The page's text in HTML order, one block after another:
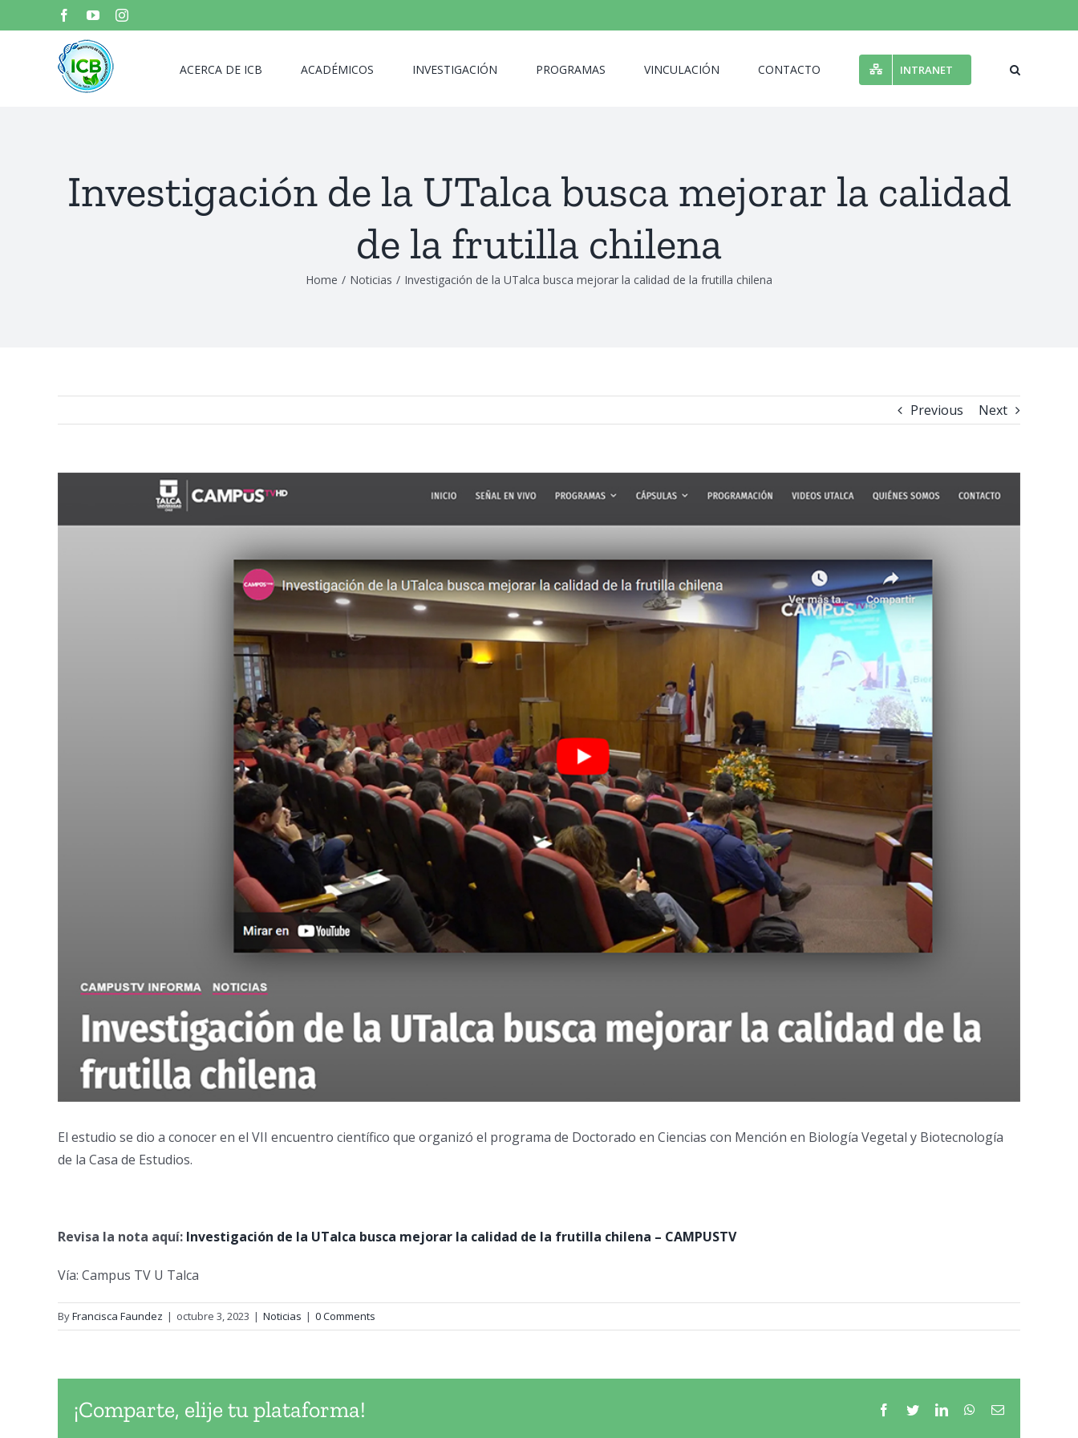
to
FacebookYouTubeInstagram
ACERCA DE ICB ACADÉMICOS INVESTIGACIÓN PROGRAMAS VINCULACIÓN CONTACTO INTRANET
Investigación de la UTalca busca mejorar la calidad
de la frutilla chilena
Home / Noticias / Investigación de la UTalca busca mejorar la calidad de la frutilla chilena
Previous Next
Image
El estudio se dio a conocer en el VII encuentro científico que organizó el programa de Doctorado en Ciencias con Mención en Biología Vegetal y Biotecnología
de la Casa de Estudios.
Revisa la nota aquí: Investigación de la UTalca busca mejorar la calidad de la frutilla chilena – CAMPUSTV
Vía: Campus TV U Talca
ByFrancisca Faundez | octubre 3, 2023 | Noticias | 0 Comments
¡Comparte, elije tu plataforma! Facebook
TwitterLinkedInWhatsApp
Email